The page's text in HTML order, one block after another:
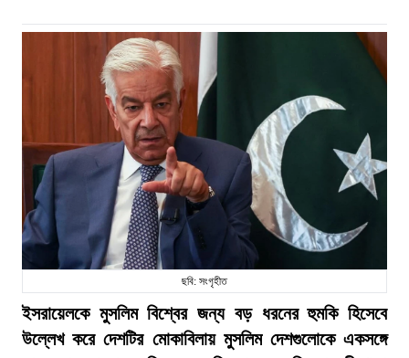
ছবি: সংগৃহীত
ইসরায়েলকে মুসলিম বিশ্বের জন্য বড় ধরনের হুমকি হিসেবে
উল্লেখ করে দেশটির মোকাবিলায় মুসলিম দেশগুলোকে একসঙ্গে